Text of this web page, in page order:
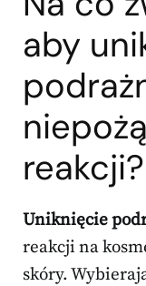
aby
reakcji?
Uniknięcie
reakcji na
skóry.